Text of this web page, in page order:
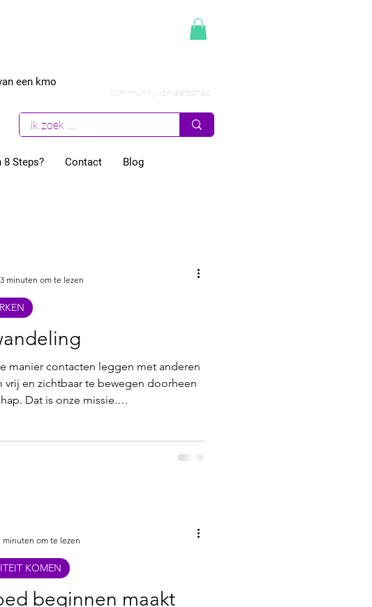
community lidmaatschap
een kmo
8 Steps? Contact Blog
zaak
in de spotlight
manier contacten leggen met anderen
vrij en zichtbaar te bewegen doorheen
Dat is onze missie.
3 minuten om te lezen
beginnen maakt
KOMEN
minuten om te lezen